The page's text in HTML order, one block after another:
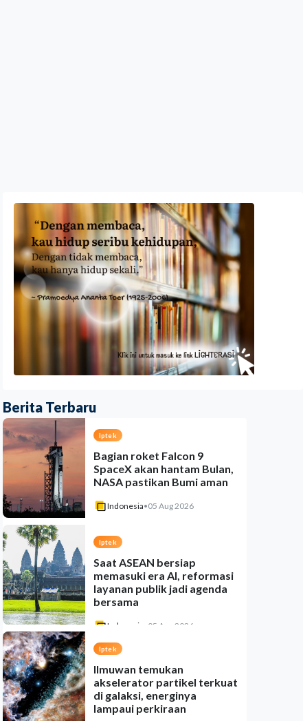
Berita Terbaru
Iptek
Bagian roket Falcon 9
SpaceX akan hantam Bulan,
NASA pastikan Bumi aman
Indonesia•05 Aug 2026
Iptek
Saat ASEAN bersiap
memasuki era AI, reformasi
layanan publik jadi agenda
bersama
Indonesia 05 Aug 2026
Iptek
Ilmuwan temukan
akselerator partikel terkuat
di galaksi, energinya
lampaui perkiraan